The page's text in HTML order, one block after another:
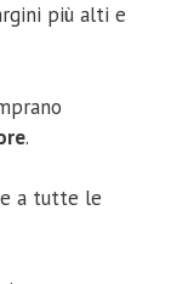
più alti e
.
a tutte le